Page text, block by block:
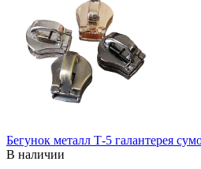
Бегунок металл Т-5 галантерея
В наличии